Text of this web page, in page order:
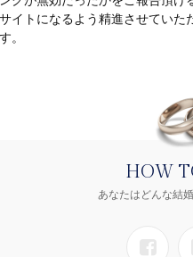
サイトになるよう精進させていた
す。
HOW
あなたはどんな結